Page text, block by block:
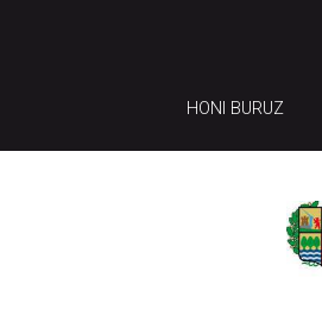
HONI BURUZ